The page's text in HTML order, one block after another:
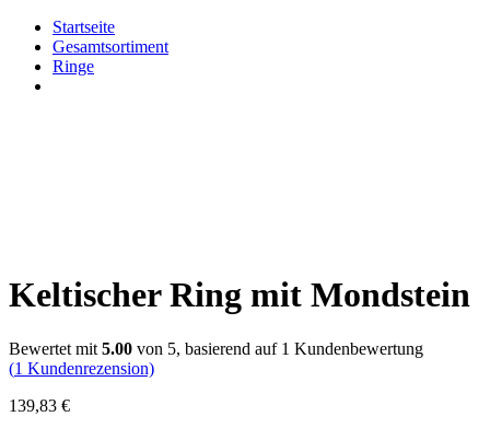
Startseite
Gesamtsortiment
Ringe
Keltischer Ring mit Mondstein
Bewertet mit 5.00 von 5, basierend auf 1 Kundenbewertung
(1 Kundenrezension)
139,83 €